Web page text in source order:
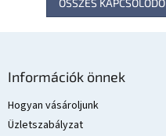
ÖSSZES
Információk önnek
Hogyan vásároljunk
Üzletszabályzat